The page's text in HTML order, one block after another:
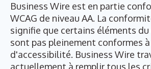
Business Wire est en partie
WCAG de niveau AA. La
signifie que certains éléments
sont pas pleinement conformes
d'accessibilité. Business Wire
actuellement à remplir tous les